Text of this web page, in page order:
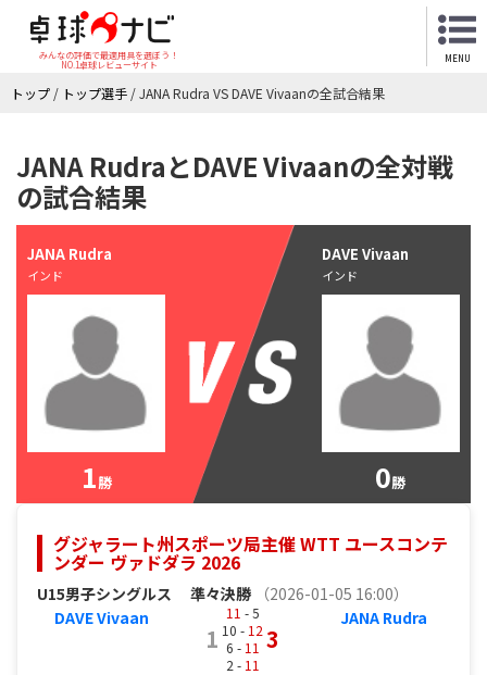
みんなの評価で最適用具を選ぼう！
NO.1卓球レビューサイト
MENU
トップ / トップ選手 /JANA Rudra VS DAVE Vivaanの全試合結果
JANA RudraとDAVE Vivaanの全対戦
の試合結果
JANA Rudra
インド
1勝
DAVE Vivaan
インド
0勝
グジャラート州スポーツ局主催 WTT ユースコンテ
ンダー ヴァドダラ 2026
U15男子シングルス 準々決勝
（2026-01-05 16:00）
DAVE Vivaan
1
11 - 5
10 - 12
6 - 11
2 - 11
3
JANA Rudra